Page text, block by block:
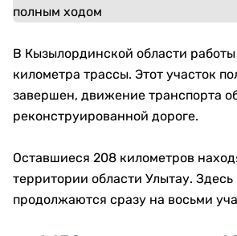
В Кызылординской области работы
километра трассы. Этот участок
завершен, движение транспорта
реконструированной дороге.
Оставшиеся 208 километров
территории области Улытау. Здесь
продолжаются сразу на восьми